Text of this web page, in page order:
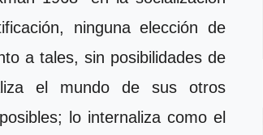
ninguna elección de
a tales, sin posibilidades de
el mundo de sus otros
lo internaliza como el